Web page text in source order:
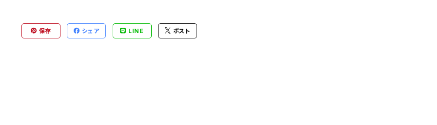
保存 シェア LINE ポスト